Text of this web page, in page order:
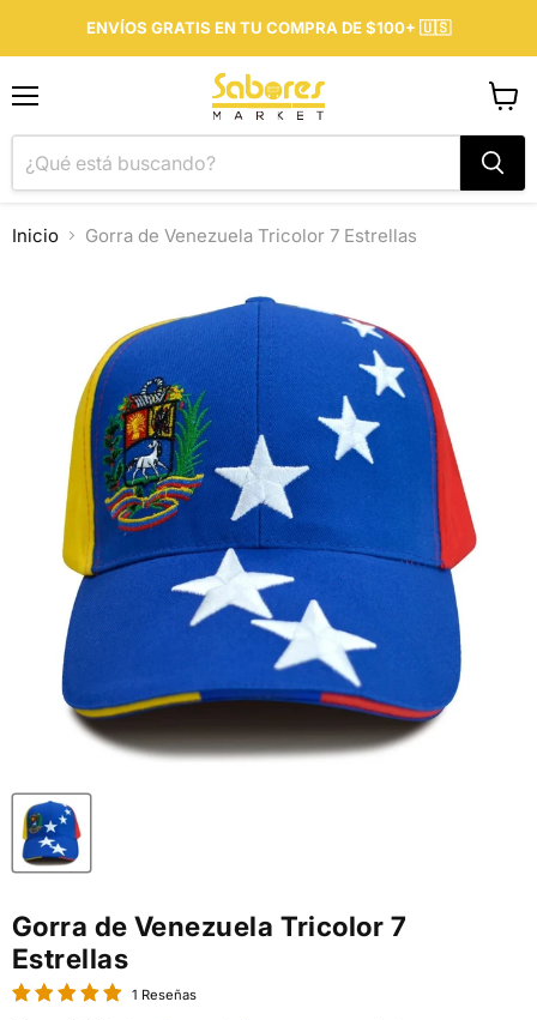
ENVÍOS GRATIS EN TU COMPRA DE $100+ 🇺🇸
carrito
Inicio Gorra de Venezuela Tricolor 7 Estrellas
Gorra de Venezuela Tricolor 7
Estrellas
1 Reseñas